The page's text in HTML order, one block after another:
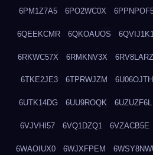
6PM1Z7A5 6PO2WC0X
6QEEKCMR 6QKOAUOS 6QVIJ1K1
6RKWC57X 6RMKNV3X 6RV8LARZ
6TKE2JE3 6TPRWJZM 6U06OJTH
6UTK14DG 6UU9ROQK 6UZUZF6L
6VJVHI57 6VQ1DZQ1 6VZACB5E
6WAOIUX0 6WJXFPEM